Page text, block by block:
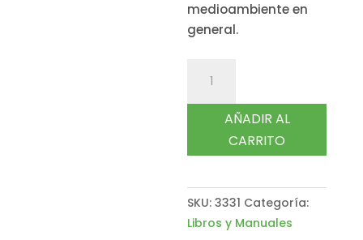
medioambiente en
general.
MICROORGANISMOS
REGENERADORES”
DE
MICROBIÓTICA
EXTERIOR
AÑADIR AL
CARRITO
SKU:3331 Categoría:
Libros y Manuales